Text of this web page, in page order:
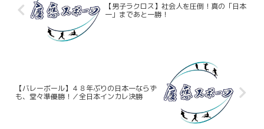
【男子ラクロス】社会人を圧倒！真の「日本
一」まであと一勝！
【バレーボール】４８年ぶりの日本一ならず
も、堂々準優勝！／全日本インカレ決勝